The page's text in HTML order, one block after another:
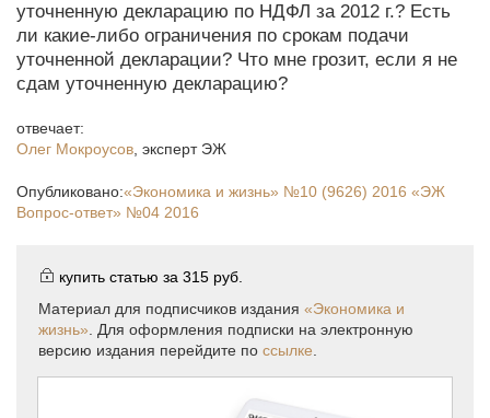
уточненную декларацию по НДФЛ за 2012 г.? Есть
ли какие-либо ограничения по срокам подачи
уточненной декларации? Что мне грозит, если я не
сдам уточненную декларацию?
отвечает:
Олег Мокроусов эксперт ЭЖ
Опубликовано:«Экономика и жизнь» №10 (9626) 2016 «ЭЖ
Вопрос-ответ» №04 2016
купить статью за 315 руб.
Материал для подписчиков издания «Экономика и
жизнь» . Для оформления подписки на электронную
версию издания перейдите по ссылке